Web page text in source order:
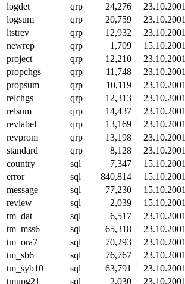
logdet
qrp 24,276
23.10.2001
logsum
qrp 20,759
23.10.2001
ltstrev
qrp 12,932
23.10.2001
newrep
qrp 1,709
15.10.2001
project
qrp 12,210
23.10.2001
propchgs
qrp 11,748
23.10.2001
propsum
qrp 10,119
23.10.2001
relchgs
qrp 12,313
23.10.2001
relsum
qrp 14,437
23.10.2001
revlabel
qrp 13,169
23.10.2001
revprom
qrp 13,198
23.10.2001
standard
qrp 8,128
23.10.2001
country
sql 7,347
15.10.2001
error
sql 840,814
15.10.2001
message
sql 77,230
15.10.2001
review
sql 2,039
15.10.2001
tm_dat
sql 6,517
23.10.2001
tm_mss6
sql 65,318
23.10.2001
tm_ora7
sql 70,293
23.10.2001
tm_sb6
sql 76,767
23.10.2001
tm_syb10
sql 63,791
23.10.2001
tmupg21
sql 2,030 23.10.2001